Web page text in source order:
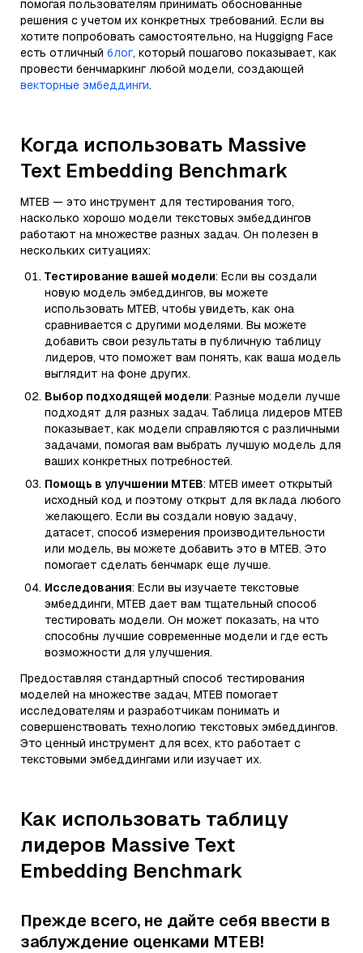
помогая пользователям принимать обоснованные
решения с учетом их конкретных требований. Если вы
хотите попробовать самостоятельно, на Huggigng Face
есть отличный блог, который пошагово показывает, как
провести бенчмаркинг любой модели, создающей
векторные эмбеддинги.
Когда использовать Massive
Text Embedding Benchmark
MTEB — это инструмент для тестирования того,
насколько хорошо модели текстовых эмбеддингов
работают на множестве разных задач. Он полезен в
нескольких ситуациях:
Тестирование вашей модели: Если вы создали
новую модель эмбеддингов, вы можете
использовать MTEB, чтобы увидеть, как она
сравнивается с другими моделями. Вы можете
добавить свои результаты в публичную таблицу
лидеров, что поможет вам понять, как ваша модель
выглядит на фоне других.
Выбор подходящей модели: Разные модели лучше
подходят для разных задач. Таблица лидеров MTEB
показывает, как модели справляются с различными
задачами, помогая вам выбрать лучшую модель для
ваших конкретных потребностей.
Помощь в улучшении MTEB: MTEB имеет открытый
исходный код и поэтому открыт для вклада любого
желающего. Если вы создали новую задачу,
датасет, способ измерения производительности
или модель, вы можете добавить это в MTEB. Это
помогает сделать бенчмарк еще лучше.
Исследования: Если вы изучаете текстовые
эмбеддинги, MTEB дает вам тщательный способ
тестировать модели. Он может показать, на что
способны лучшие современные модели и где есть
возможности для улучшения.
Предоставляя стандартный способ тестирования
моделей на множестве задач, MTEB помогает
исследователям и разработчикам понимать и
совершенствовать технологию текстовых эмбеддингов.
Это ценный инструмент для всех, кто работает с
текстовыми эмбеддингами или изучает их.
Как использовать таблицу
лидеров Massive Text
Embedding Benchmark
Прежде всего, не дайте себя ввести в
заблуждение оценками MTEB!